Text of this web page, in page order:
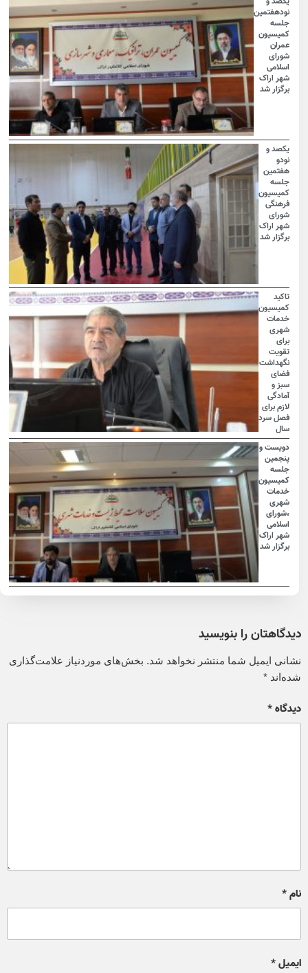
نودهفتمین
جلسه
کمیسیون
عمران
شورای
اسلامی
شهر اراک
برگزار شد
یکصد و
نودو
هفتمین
جلسه
کمیسیون
فرهنگی
شورای
شهر اراک
برگزار شد
تاکید
کمیسیون
خدمات
شهری
برای
تقویت
نگهداشت
فضای
سبز و
آمادگی
لازم برای
فصل سرد
سال
دویست و
پنجمین
جلسه
کمیسیون
خدمات
شهری
،شورای
اسلامی
شهر اراک
برگزار شد
دیدگاهتان را بنویسید
نشانی ایمیل شما منتشر نخواهد شد. بخش‌های موردنیاز علامت‌گذاری
شده‌اند*
دیدگاه*
نام*
ایمیل*